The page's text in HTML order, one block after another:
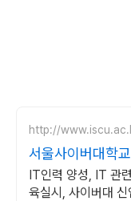
http://
서울사이버대학
가을학기 신편입생
IT인력 양성, IT 관
육실시, 사이버대 신